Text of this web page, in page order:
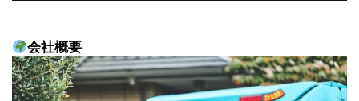
会社概要